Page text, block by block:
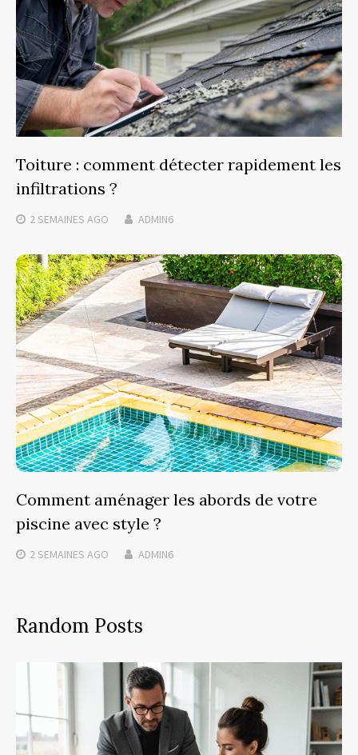
Toiture : comment détecter rapidement les
infiltrations ?
2 SEMAINES AGO ADMIN6
Comment aménager les abords de votre
piscine avec style ?
2 SEMAINES AGO ADMIN6
Random Posts